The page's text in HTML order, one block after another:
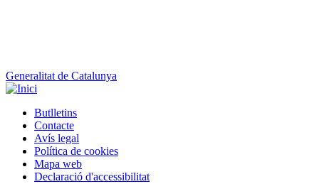
Generalitat de Catalunya
Peu
Butlletins
Contacte
Avís legal
Política de cookies
Mapa web
Declaració d'accessibilitat